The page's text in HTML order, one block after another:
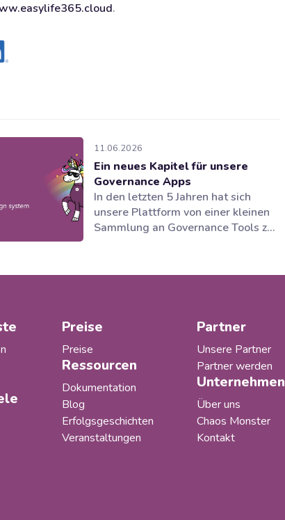
.
11.06.2026
Ein neues Kapitel für unsere
Governance Apps
In den letzten 5 Jahren hat sich
unsere Plattform von einer kleinen
Sammlung an Governance Tools zu
des Microsoft 365 Ecosystems
Kunden waren begeistert, aber mit
dem Wachstum...
Preise
Preise
Ressourcen
Dokumentation
Blog
Erfolgsgeschichten
Veranstaltungen
Partner
Unsere Partner
Partner werden
Unternehmen
Über uns
Chaos Monster
Kontakt